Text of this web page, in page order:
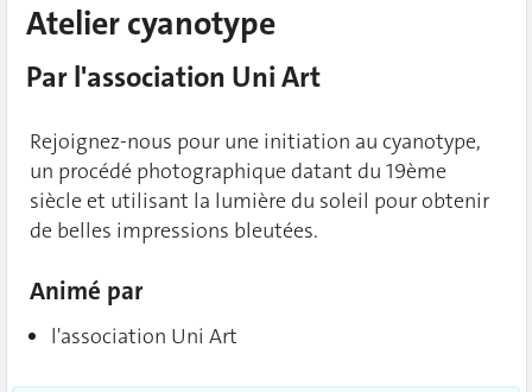
Atelier cyanotype
Par l'association Uni Art
Rejoignez-nous pour une initiation au cyanotype,
un procédé photographique datant du 19ème
siècle et utilisant la lumière du soleil pour obtenir
de belles impressions bleutées.
Animé par
l'association Uni Art